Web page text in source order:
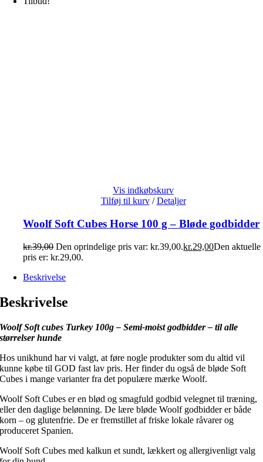
Vis indkøbskurv
Tilføj til kurv / Detaljer
Woolf Soft Cubes Horse 100 g – Bløde godbidder
kr.39,00 Den oprindelige pris var: kr.39,00.kr.29,00Den aktuelle
pris er: kr.29,00.
Beskrivelse
Beskrivelse
Woolf Soft cubes Turkey 100g – Semi-moist godbidder – til alle
størrelser hunde
Hos unikhund har vi valgt, at føre nogle produkter som du altid vil
kunne købe til GOD fast lav pris. Her finder du også de bløde Soft
Cubes i mange varianter fra det populære mærke Woolf.
Woolf Soft Cubes er en blød og smagfuld godbid velegnet til træning,
eller den daglige belønning. De lære bløde Woolf godbidder er både
korn – og glutenfrie. De er fremstillet af friske lokale råvarer og
produceret Spanien.
Woolf Soft Cubes med kalkun et sundt, lækkert og allergivenligt valg